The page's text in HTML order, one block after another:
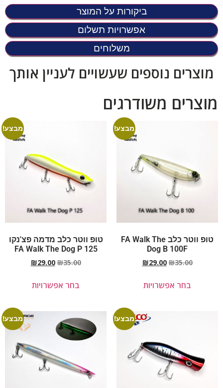
ביקורות על המוצר
אפשרויות תשלום
משלוחים
מוצרים נוספים שעשויים לעניין אותך
מוצרים משודרגים
מבצע!
טופ ווטר כלב FA Walk The
Dog B 100F
₪35.00
₪29.00
בחר אפשרויות
מבצע!
טופ ווטר כלב מדמה פצ'נקו
FA Walk The Dog P 125
₪35.00
₪29.00
בחר אפשרויות
מבצע! מבצע!